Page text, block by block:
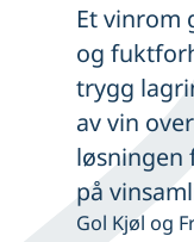
Et vinrom
og
trygg
av vin
løsningen
på
Gol Kjøl og